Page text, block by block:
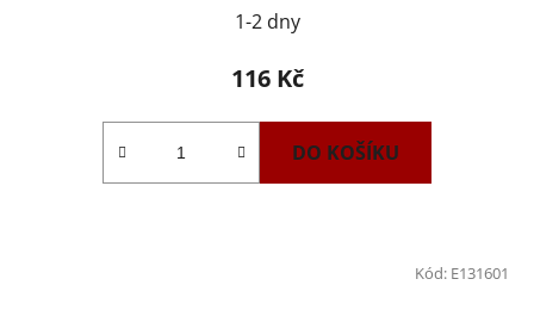
1-2 dny
116 Kč
DO KOŠÍKU
Kód: E131601